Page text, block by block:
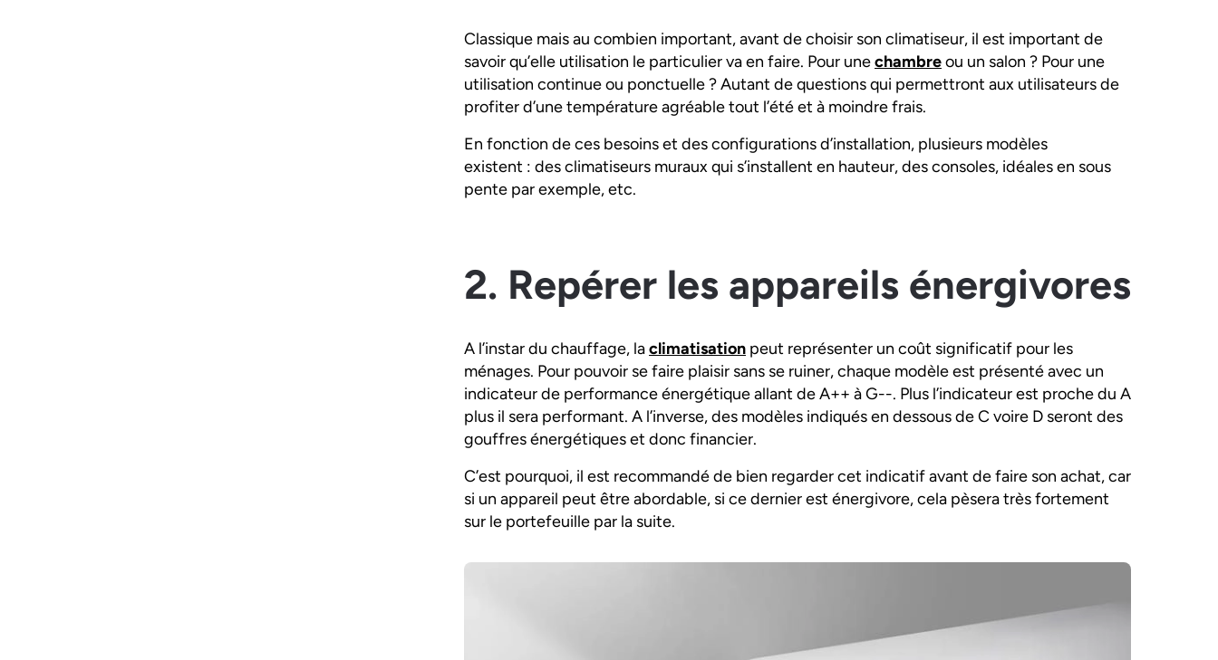
Classique mais au combien important, avant de choisir son climatiseur, il est important de
savoir qu’elle utilisation le particulier va en faire. Pour unechambreou un salon ? Pour une
utilisation continue ou ponctuelle ? Autant de questions qui permettront aux utilisateurs de
profiter d’une température agréable tout l’été et à moindre frais.
En fonction de ces besoins et des configurations d’installation, plusieurs modèles
existent : des climatiseurs muraux qui s’installent en hauteur, des consoles, idéales en sous
pente par exemple, etc.
2. Repérer les appareils énergivores
A l’instar du chauffage, laclimatisation peut représenter un coût significatif pour les
ménages. Pour pouvoir se faire plaisir sans se ruiner, chaque modèle est présenté avec un
indicateur de performance énergétique allant de A++ à G--. Plus l’indicateur est proche du A
plus il sera performant. A l’inverse, des modèles indiqués en dessous de C voire D seront des
gouffres énergétiques et donc financier.
C’est pourquoi, il est recommandé de bien regarder cet indicatif avant de faire son achat, car
si un appareil peut être abordable, si ce dernier est énergivore, cela pèsera très fortement
sur le portefeuille par la suite.